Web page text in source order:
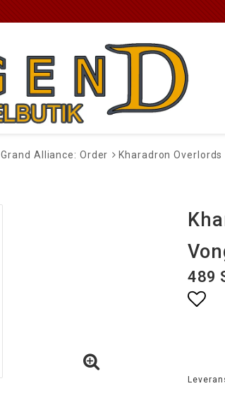
Grand Alliance: Order Kharadron Overlords
489